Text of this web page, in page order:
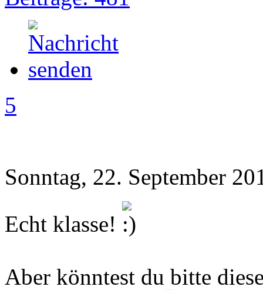
5
Sonntag, 22. September
Echt klasse!
Aber könntest du bitte